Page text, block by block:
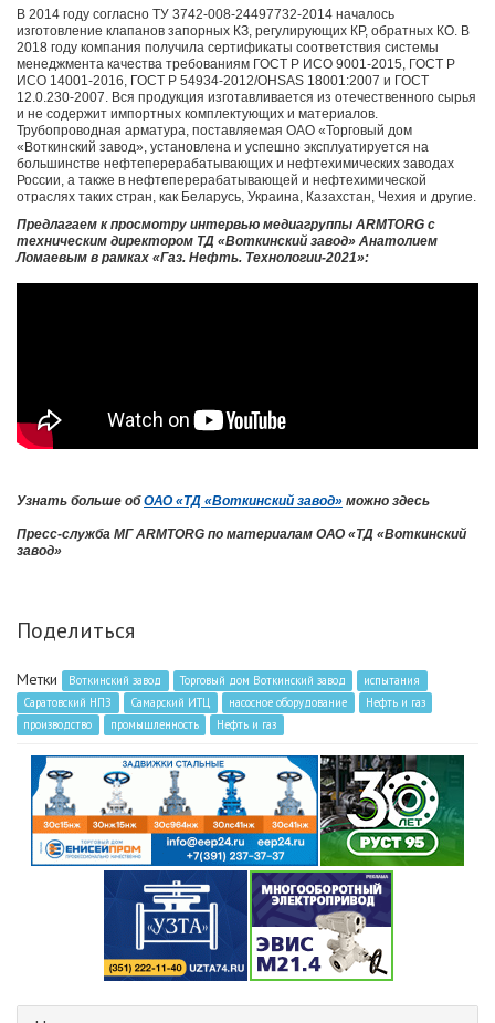
В 2014 году согласно ТУ 3742-008-24497732-2014 началось
изготовление клапанов запорных КЗ, регулирующих КР, обратных КО. В
2018 году компания получила сертификаты соответствия системы
менеджмента качества требованиям ГОСТ Р ИСО 9001-2015, ГОСТ Р
ИСО 14001-2016, ГОСТ Р 54934-2012/OHSAS 18001:2007 и ГОСТ
12.0.230-2007. Вся продукция изготавливается из отечественного сырья
и не содержит импортных комплектующих и материалов.
Трубопроводная арматура, поставляемая ОАО «Торговый дом
«Воткинский завод», установлена и успешно эксплуатируется на
большинстве нефтеперерабатывающих и нефтехимических заводах
России, а также в нефтеперерабатывающей и нефтехимической
отраслях таких стран, как Беларусь, Украина, Казахстан, Чехия и другие.
Предлагаем к просмотру интервью медиагруппы ARMTORG с
техническим директором ТД «Воткинский завод» Анатолием
Ломаевым в рамках «Газ. Нефть. Технологии-2021»:
Узнать больше обОАО «ТД «Воткинский завод» можно здесь
Пресс-служба МГ ARMTORG по материалам ОАО «ТД «Воткинский
завод»
Поделиться
Метки Воткинский завод Торговый дом Воткинский завод
испытания
Саратовский НПЗ
Самарский ИТЦ насосное оборудование
Нефть и газ
производство
промышленность Нефть и газ